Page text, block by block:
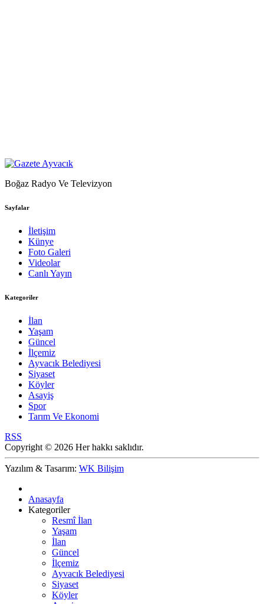
Boğaz Radyo Ve Televizyon
Sayfalar
İletişim
Künye
Foto Galeri
Videolar
Canlı Yayın
Kategoriler
İlan
Yaşam
Güncel
İlçemiz
Ayvacık Belediyesi
Siyaset
Köyler
Asayiş
Spor
Tarım Ve Ekonomi
RSS
Copyright © 2026 Her hakkı saklıdır.
Yazılım & Tasarım: WK Bilişim
Anasayfa
Kategoriler
Resmî İlan
Yaşam
İlan
Güncel
İlçemiz
Ayvacık Belediyesi
Siyaset
Köyler